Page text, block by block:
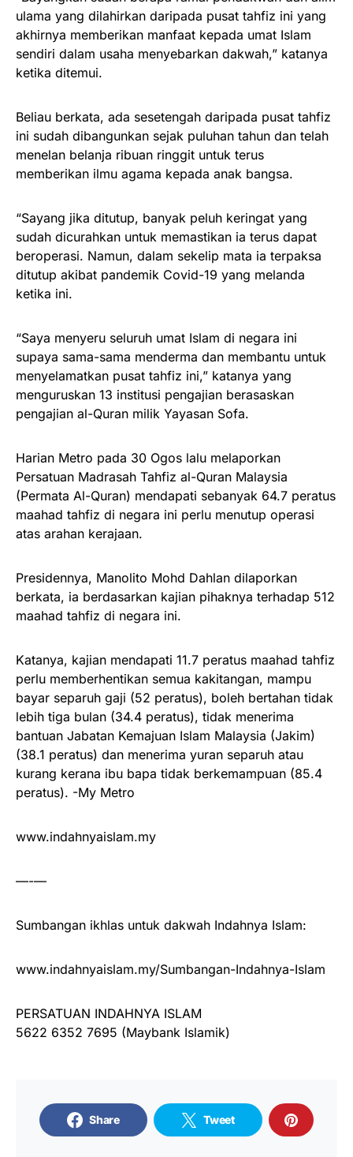
ulama yang dilahirkan daripada pusat tahfiz ini yang
akhirnya memberikan manfaat kepada umat Islam
sendiri dalam usaha menyebarkan dakwah,” katanya
ketika ditemui.
Beliau berkata, ada sesetengah daripada pusat tahfiz
ini sudah dibangunkan sejak puluhan tahun dan telah
menelan belanja ribuan ringgit untuk terus
memberikan ilmu agama kepada anak bangsa.
“Sayang jika ditutup, banyak peluh keringat yang
sudah dicurahkan untuk memastikan ia terus dapat
beroperasi. Namun, dalam sekelip mata ia terpaksa
ditutup akibat pandemik Covid-19 yang melanda
ketika ini.
“Saya menyeru seluruh umat Islam di negara ini
supaya sama-sama menderma dan membantu untuk
menyelamatkan pusat tahfiz ini,” katanya yang
menguruskan 13 institusi pengajian berasaskan
pengajian al-Quran milik Yayasan Sofa.
Harian Metro pada 30 Ogos lalu melaporkan
Persatuan Madrasah Tahfiz al-Quran Malaysia
(Permata Al-Quran) mendapati sebanyak 64.7 peratus
maahad tahfiz di negara ini perlu menutup operasi
atas arahan kerajaan.
Presidennya, Manolito Mohd Dahlan dilaporkan
berkata, ia berdasarkan kajian pihaknya terhadap 512
maahad tahfiz di negara ini.
Katanya, kajian mendapati 11.7 peratus maahad tahfiz
perlu memberhentikan semua kakitangan, mampu
bayar separuh gaji (52 peratus), boleh bertahan tidak
lebih tiga bulan (34.4 peratus), tidak menerima
bantuan Jabatan Kemajuan Islam Malaysia (Jakim)
(38.1 peratus) dan menerima yuran separuh atau
kurang kerana ibu bapa tidak berkemampuan (85.4
peratus). -My Metro
www.indahnyaislam.my
—-—
Sumbangan ikhlas untuk dakwah Indahnya Islam:
www.indahnyaislam.my/Sumbangan-Indahnya-Islam
PERSATUAN INDAHNYA ISLAM
5622 6352 7695 (Maybank Islamik)
Share Tweet